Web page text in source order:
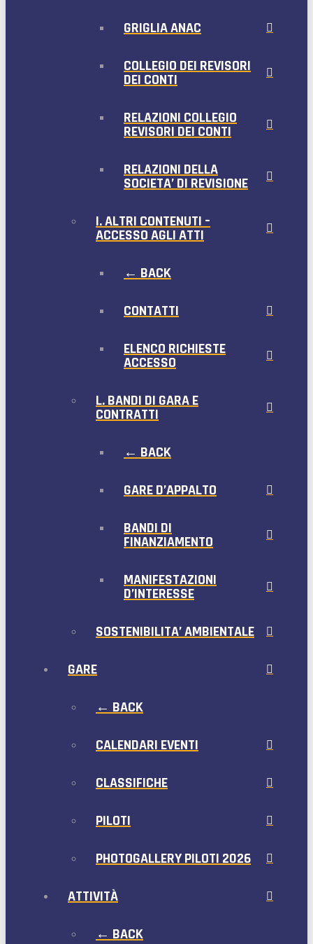
GRIGLIA ANAC
COLLEGIO DEI REVISORI
DEI CONTI
RELAZIONI COLLEGIO
REVISORI DEI CONTI
RELAZIONI DELLA
SOCIETA’ DI REVISIONE
I. ALTRI CONTENUTI –
ACCESSO AGLI ATTI
← BACK
CONTATTI
ELENCO RICHIESTE
ACCESSO
L. BANDI DI GARA E
CONTRATTI
← BACK
GARE D’APPALTO
BANDI DI
FINANZIAMENTO
MANIFESTAZIONI
D’INTERESSE
SOSTENIBILITA’ AMBIENTALE
GARE
← BACK
CALENDARI EVENTI
CLASSIFICHE
PILOTI
PHOTOGALLERY PILOTI 2026
ATTIVITÀ
← BACK